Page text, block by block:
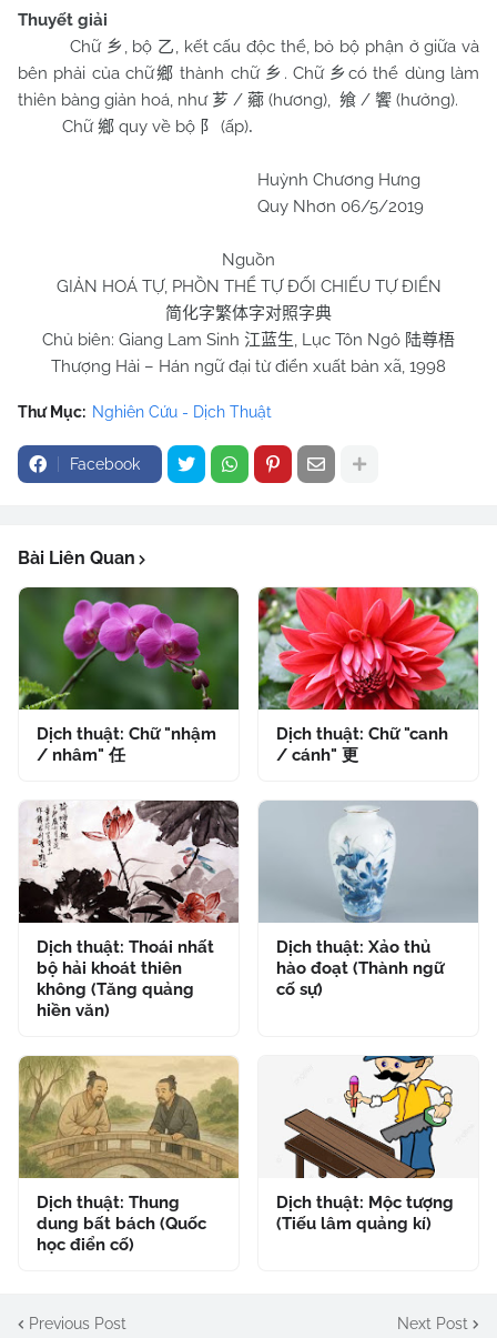
Thuyết giải
Chữ 乡, bộ 乙, kết cấu độc thể, bỏ bộ phận ở giữa và
bên phải của chữ鄉thành chữ 乡 . Chữ 乡có thể dùng làm
thiên bàng giản hoá, như 芗 / 薌 (hương), 飨 / 饗 (hưởng).
Chữ鄉 quy về bộ 阝 (ấp).
Huỳnh Chương Hưng
Quy Nhơn 06/5/2019
Nguồn
GIẢN HOÁ TỰ, PHỒN THỂ TỰ ĐỐI CHIẾU TỰ ĐIỂN
简化字繁体字对照字典
Chủ biên: Giang Lam Sinh 江蓝生, Lục Tôn Ngô 陆尊梧
Thượng Hải – Hán ngữ đại từ điển xuất bản xã, 1998
Thư Mục: Nghiên Cứu - Dịch Thuật
Facebook
Bài Liên Quan
Dịch thuật: Chữ "nhậm
/ nhâm" 任
Dịch thuật: Chữ "canh
/ cánh" 更
Dịch thuật: Thoái nhất
bộ hải khoát thiên
không (Tăng quảng
hiền văn)
Dịch thuật: Xảo thủ
hào đoạt (Thành ngữ
cố sự)
Dịch thuật: Thung
dung bất bách (Quốc
học điển cố)
Dịch thuật: Mộc tượng
(Tiếu lâm quảng kí)
Previous Post Next Post